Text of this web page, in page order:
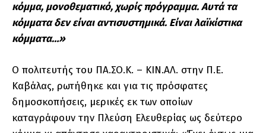
κόμμα, μονοθεματικό, χωρίς πρόγραμμα. Αυτά τα
κόμματα δεν είναι αντισυστημικά. Είναι λαϊκίστικα
κόμματα…»
Ο πολιτευτής του ΠΑ.ΣΟ.Κ. – ΚΙΝ.ΑΛ. στην Π.Ε.
Καβάλας, ρωτήθηκε και για τις πρόσφατες
δημοσκοπήσεις, μερικές εκ των οποίων
καταγράφουν την Πλεύση Ελευθερίας ως δεύτερο